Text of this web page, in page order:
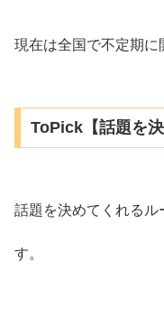
現在は全国で不定期に
ToPick【話題を
話題を決めてくれる
す。